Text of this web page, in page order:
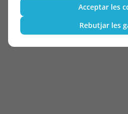
Acceptar les
Rebutjar les